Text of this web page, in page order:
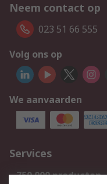
Neem contact op
023 51 66 555
Volg ons op
We aanvaarden
Services
750.000 producten